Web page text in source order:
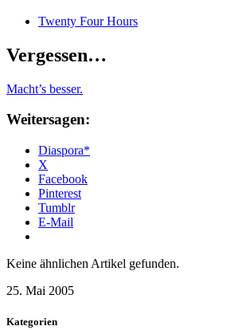
Twenty Four Hours
Vergessen…
Macht’s besser.
Weitersagen:
Diaspora*
X
Facebook
Pinterest
Tumblr
E-Mail
Keine ähnlichen Artikel gefunden.
25. Mai 2005
Kategorien